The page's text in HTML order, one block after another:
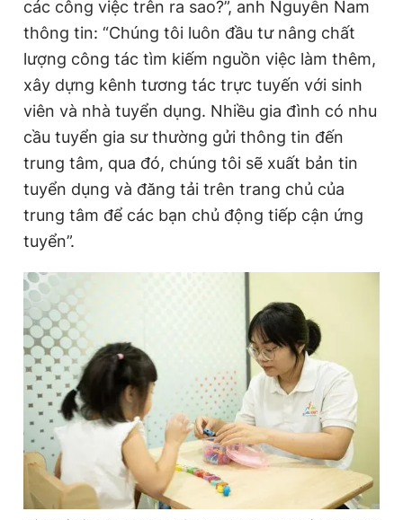
các công việc trên ra sao?”, anh Nguyễn Nam
thông tin: “Chúng tôi luôn đầu tư nâng chất
lượng công tác tìm kiếm nguồn việc làm thêm,
xây dựng kênh tương tác trực tuyến với sinh
viên và nhà tuyển dụng. Nhiều gia đình có nhu
cầu tuyển gia sư thường gửi thông tin đến
trung tâm, qua đó, chúng tôi sẽ xuất bản tin
tuyển dụng và đăng tải trên trang chủ của
trung tâm để các bạn chủ động tiếp cận ứng
tuyển”.